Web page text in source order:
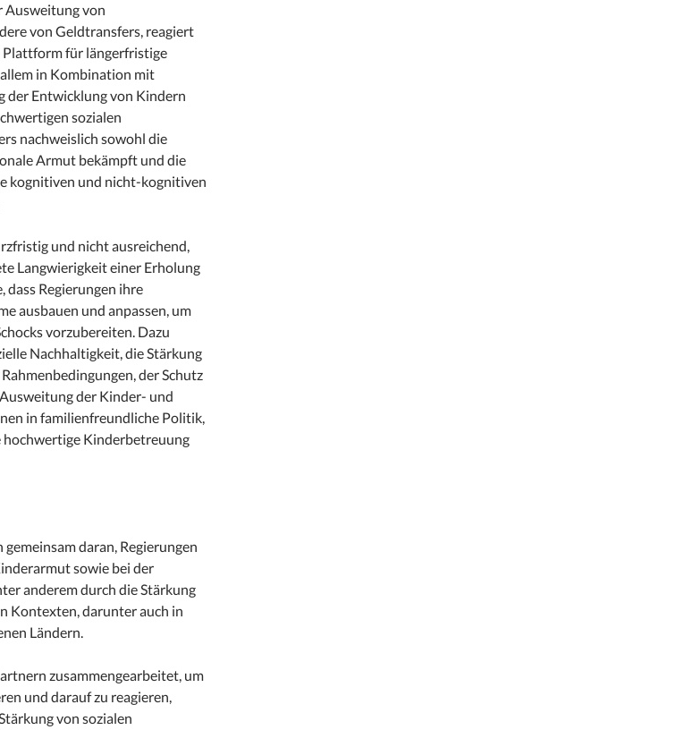
Ausweitung von
von Geldtransfers, reagiert
Plattform für längerfristige
in Kombination mit
der Entwicklung von Kindern
sozialen
nachweislich sowohl die
Armut bekämpft und die
kognitiven und nicht-kognitiven
und nicht ausreichend,
Langwierigkeit einer Erholung
dass Regierungen ihre
ausbauen und anpassen, um
vorzubereiten. Dazu
Nachhaltigkeit, die Stärkung
der Schutz
der Kinder- und
in familienfreundliche Politik,
Kinderbetreuung
daran, Regierungen
sowie bei der
anderem durch die Stärkung
Kontexten, darunter auch in
Ländern.
zusammengearbeitet, um
und darauf zu reagieren,
von sozialen